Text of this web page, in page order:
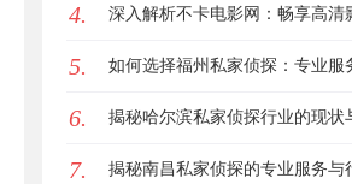
4. 深入解析不卡电影网：畅享高清
的最佳选择
5. 如何选择福州私家侦探：专业服
指南详解
6. 揭秘哈尔滨私家侦探行业的现状
势
7. 揭秘南昌私家侦探的专业服务与